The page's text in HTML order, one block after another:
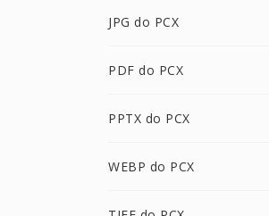
JPG do PCX
PDF do PCX
PPTX do PCX
WEBP do PCX